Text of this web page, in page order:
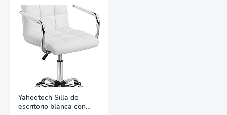
Oficina Ergonómica para
Sala de Estar,
Dormitorio, Oficina,
Estudio de Tocador
(Beige)
Yaheetech Silla de
escritorio blanca con